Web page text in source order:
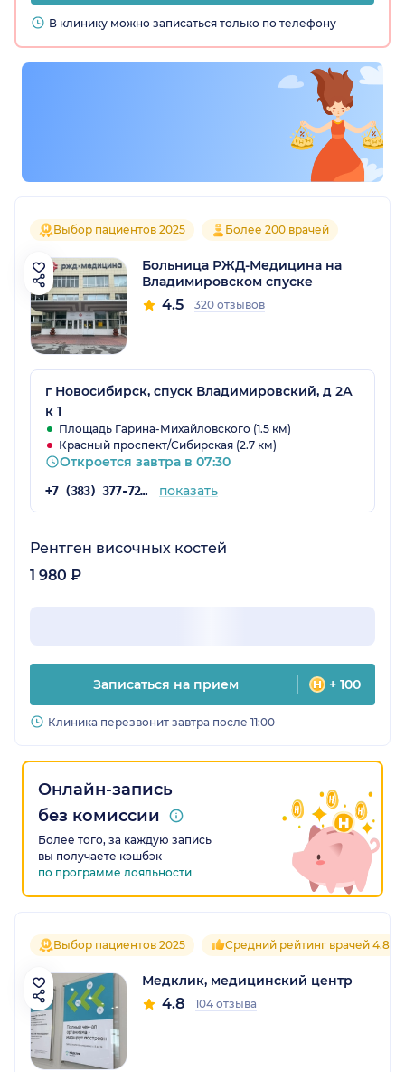
В клинику можно записаться только по телефону
Выбор пациентов 2025 Более 200 врачей
Больница РЖД-Медицина на
Владимировском спуске
4.5 320 отзывов
г Новосибирск, спуск Владимировский, д 2А
к 1
Площадь Гарина-Михайловского (1.5 км)
Красный проспект/Сибирская (2.7 км)
Откроется завтра в 07:30
+7 (383) 377-72-59 показать
Рентген височных костей
1 980 ₽
Записаться на прием + 100
Клиника перезвонит завтра после 11:00
Онлайн-запись
без комиссии
Более того, за каждую запись
вы получаете кэшбэк
по программе лояльности
Выбор пациентов 2025 Средний рейтинг врачей 4.8
Медклик, медицинский центр
4.8 104 отзыва